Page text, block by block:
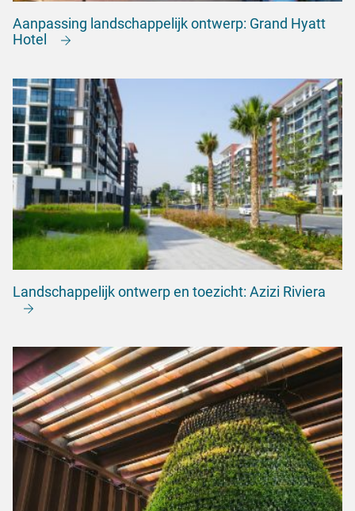
Aanpassing landschappelijk ontwerp: Grand Hyatt
Hotel
Landschappelijk ontwerp en toezicht: Azizi Riviera